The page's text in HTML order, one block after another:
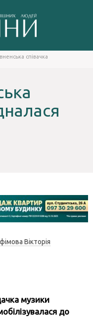
співачка
Вікторія
музики
до